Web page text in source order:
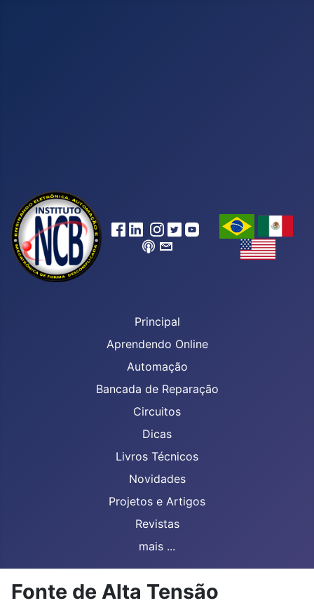
Principal
Aprendendo Online
Automação
Bancada de Reparação
Circuitos
Dicas
Livros Técnicos
Novidades
Projetos e Artigos
Revistas
mais ...
Fonte de Alta Tensão